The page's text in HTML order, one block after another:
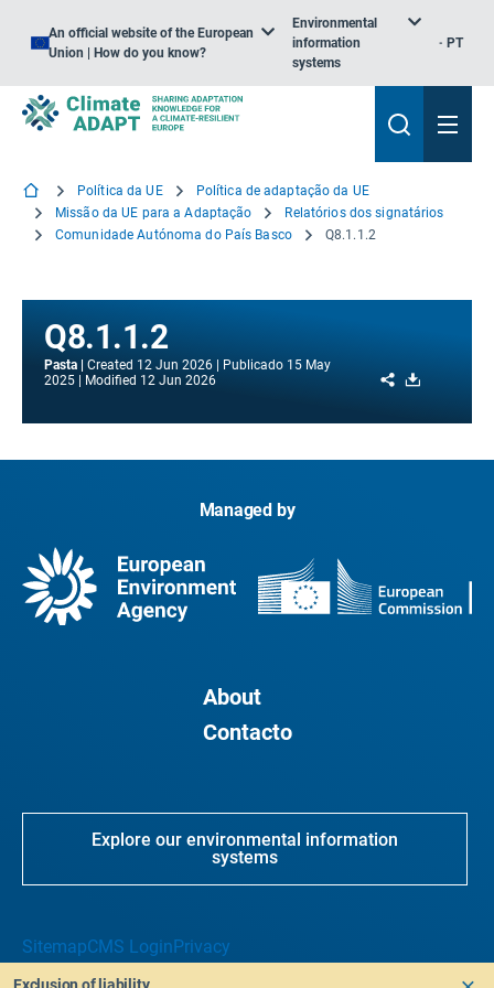
An official website of the European
Union | How do you know?
Environmental
information
systems
PT
Política da UE
Política de adaptação da UE
Missão da UE para a Adaptação
Relatórios dos signatários
Comunidade Autónoma do País Basco
Q8.1.1.2
Q8.1.1.2
Pasta Created 12 Jun 2026 Publicado 15 May
2025
Modified 12 Jun 2026 Share
Managed by
About
Contacto
Explore our environmental information
systems
SitemapCMS LoginPrivacy
Exclusion of liability